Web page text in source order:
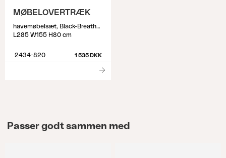
MØBELOVERTRÆK
havemøbelsæt, Black-Breathable
L285 W155 H80 cm
2434-820 1 535 DKK
Passer godt sammen med